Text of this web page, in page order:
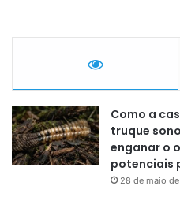
Como a
truque
enganar o
potenciais
28 de maio